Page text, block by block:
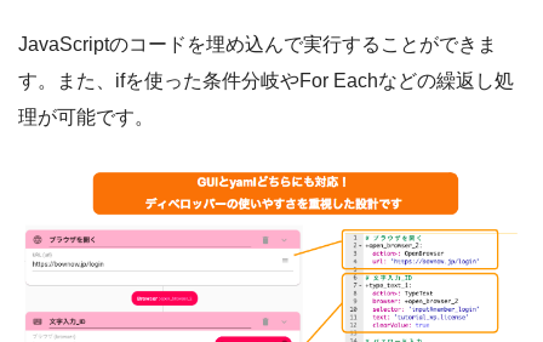
JavaScriptのコードを埋め込んで実行することができま
す。また、ifを使った条件分岐やFor Eachなどの繰返し処
理が可能です。